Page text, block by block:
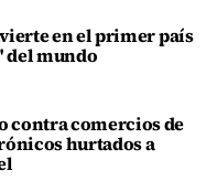
en el primer país
mundo
contra comercios de
hurtados a